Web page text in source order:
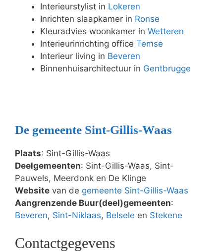
Interieurstylist in Lokeren
Inrichten slaapkamer in Ronse
Kleuradvies woonkamer in Wetteren
Interieurinrichting office Temse
Interieur living in Beveren
Binnenhuisarchitectuur in Gentbrugge
De gemeente Sint-Gillis-Waas
Plaats: Sint-Gillis-Waas
Deelgemeenten: Sint-Gillis-Waas, Sint-
Pauwels, Meerdonk en De Klinge
Website van de gemeente Sint-Gillis-Waas
Aangrenzende Buur(deel)gemeenten:
Beveren, Sint-Niklaas, Belsele en Stekene
Contactgegevens